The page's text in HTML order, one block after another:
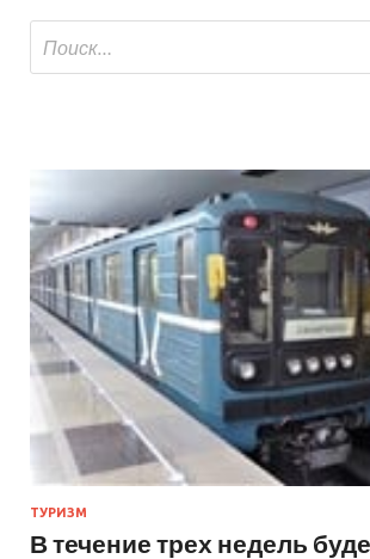
ТУРИЗМ
В течение трех недель